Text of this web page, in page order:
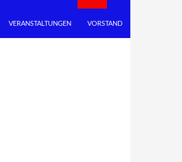
VERANSTALTUNGEN VORSTAND